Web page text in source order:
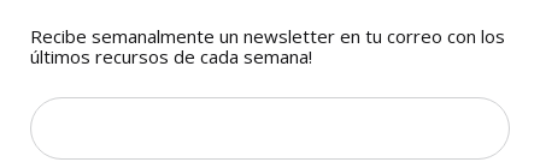
Recibe semanalmente un newsletter en tu correo con los
últimos recursos de cada semana!